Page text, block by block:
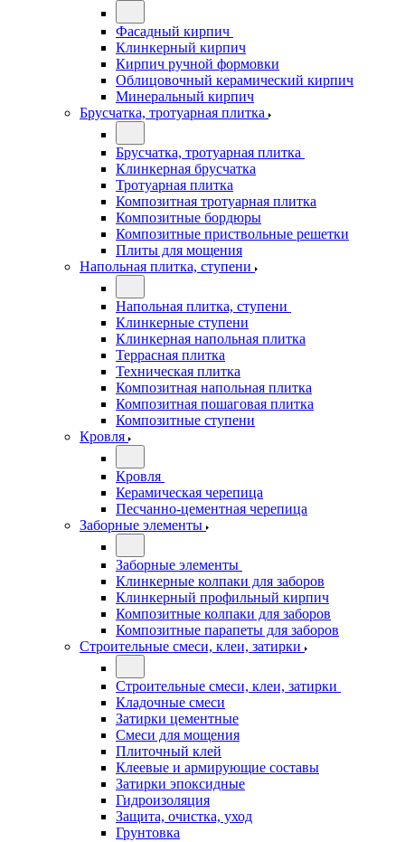
Фасадный кирпич
Клинкерный кирпич
Кирпич ручной формовки
Облицовочный керамический кирпич
Минеральный кирпич
Брусчатка, тротуарная плитка
Брусчатка, тротуарная плитка
Клинкерная брусчатка
Тротуарная плитка
Композитная тротуарная плитка
Композитные бордюры
Композитные приствольные решетки
Плиты для мощения
Напольная плитка, ступени
Напольная плитка, ступени
Клинкерные ступени
Клинкерная напольная плитка
Террасная плитка
Техническая плитка
Композитная напольная плитка
Композитная пошаговая плитка
Композитные ступени
Кровля
Кровля
Керамическая черепица
Песчанно-цементная черепица
Заборные элементы
Заборные элементы
Клинкерные колпаки для заборов
Клинкерный профильный кирпич
Композитные колпаки для заборов
Композитные парапеты для заборов
Строительные смеси, клеи, затирки
Строительные смеси, клеи, затирки
Кладочные смеси
Затирки цементные
Смеси для мощения
Плиточный клей
Клеевые и армирующие составы
Затирки эпоксидные
Гидроизоляция
Защита, очистка, уход
Грунтовка